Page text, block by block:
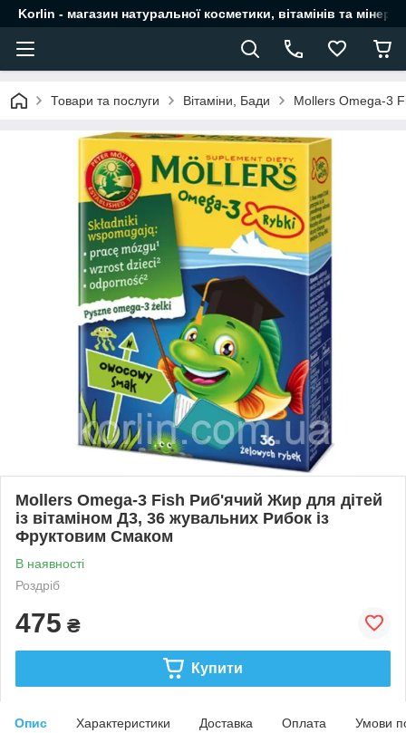
Korlin - магазин натуральної косметики, вітамінів та
Товари та послуги Вітаміни, Бади Mollers Omega-3
Mollers Omega-3 Fish Риб'ячий Жир для дітей
із вітаміном Д3, 36 жувальних Рибок із
Фруктовим Смаком
В наявності
Роздріб
475 ₴
Купити
Опис Характеристики Доставка Оплата Умови